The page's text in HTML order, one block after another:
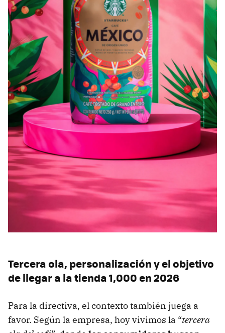
Tercera ola, personalización y el objetivo
de llegar a la tienda 1,000 en 2026
Para la directiva, el contexto también juega a
favor. Según la empresa, hoy vivimos la “tercera